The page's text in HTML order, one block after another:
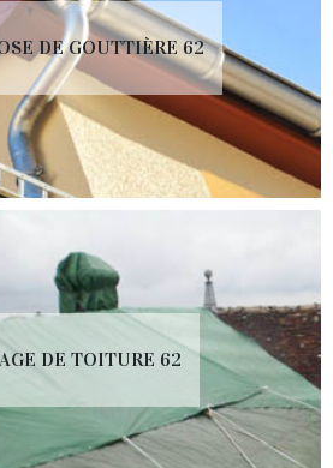
DE GOUTTIÈRE 62
DE TOITURE 62